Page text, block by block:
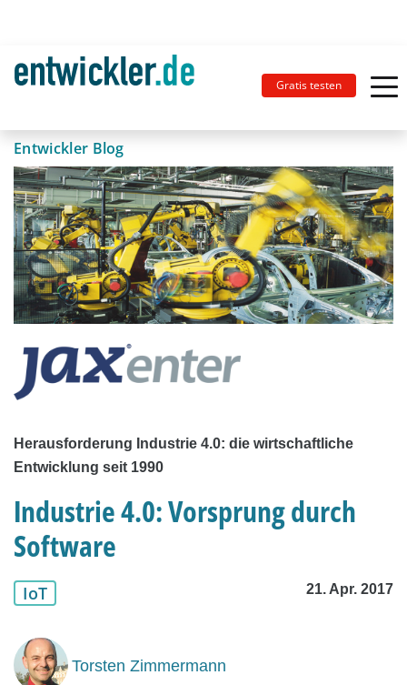
Gratis testen
Entwickler Blog
Herausforderung Industrie 4.0: die wirtschaftliche
Entwicklung seit 1990
Industrie 4.0: Vorsprung durch
Software
IoT 21. Apr. 2017
Torsten Zimmermann